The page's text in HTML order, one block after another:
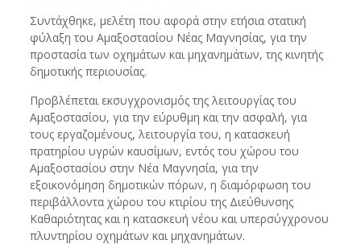
Συντάχθηκε, μελέτη που αφορά στην ετήσια στατική
φύλαξη του Αμαξοστασίου Νέας Μαγνησίας, για την
προστασία των οχημάτων και μηχανημάτων, της κινητής
δημοτικής περιουσίας.
Προβλέπεται εκσυγχρονισμός της λειτουργίας του
Αμαξοστασίου, για την εύρυθμη και την ασφαλή, για
τους εργαζομένους, λειτουργία του, η κατασκευή
πρατηρίου υγρών καυσίμων, εντός του χώρου του
Αμαξοστασίου στην Νέα Μαγνησία, για την
εξοικονόμηση δημοτικών πόρων, η διαμόρφωση του
περιβάλλοντα χώρου του κτιρίου της Διεύθυνσης
Καθαριότητας και η κατασκευή νέου και υπερσύγχρονου
πλυντηρίου οχημάτων και μηχανημάτων.